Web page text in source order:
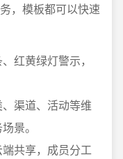
，模板都可以快速
红黄绿灯警示，
渠道、活动等维
景。
共享，成员分工